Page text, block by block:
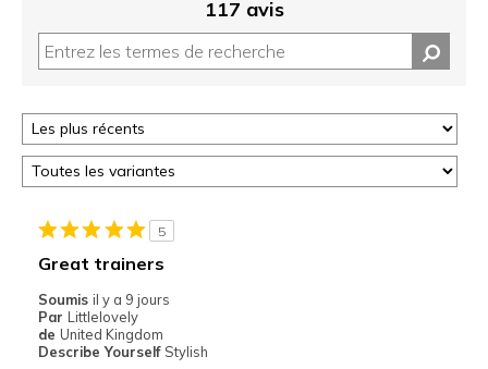
117 avis
5
Great trainers
Soumis il y a 9 jours
Par Littlelovely
de United Kingdom
Describe Yourself Stylish